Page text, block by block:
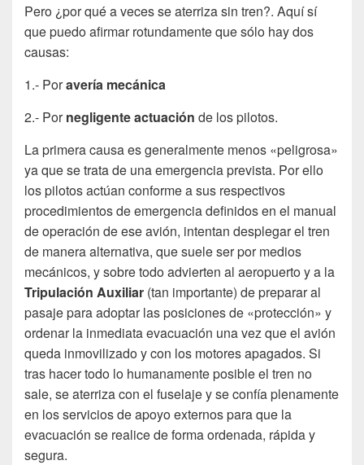
Pero ¿por qué a veces se aterriza sin tren?. Aquí sí
que puedo afirmar rotundamente que sólo hay dos
causas:
1.- Poravería mecánica
2.- Pornegligente actuación de los pilotos.
La primera causa es generalmente menos «peligrosa»
ya que se trata de una emergencia prevista. Por ello
los pilotos actúan conforme a sus respectivos
procedimientos de emergencia definidos en el manual
de operación de ese avión, intentan desplegar el tren
de manera alternativa, que suele ser por medios
mecánicos, y sobre todo advierten al aeropuerto y a la
Tripulación Auxiliar (tan importante) de preparar al
pasaje para adoptar las posiciones de «protección» y
ordenar la inmediata evacuación una vez que el avión
queda inmovilizado y con los motores apagados. Si
tras hacer todo lo humanamente posible el tren no
sale, se aterriza con el fuselaje y se confía plenamente
en los servicios de apoyo externos para que la
evacuación se realice de forma ordenada, rápida y
segura.